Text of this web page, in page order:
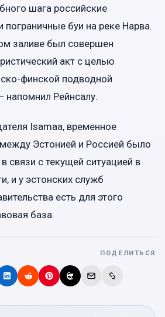
шага российские
пограничные буи на реке Нарва.
заливе был совершен
акт с целью
финской подводной
напомнил Рейнсалу.
Isamaa, временное
Эстонией и Россией было
связи с текущей ситуацией в
и у эстонских служб
есть для этого
база.
ПОДЕЛИТЬСЯ